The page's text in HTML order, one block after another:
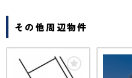
その他周辺物件